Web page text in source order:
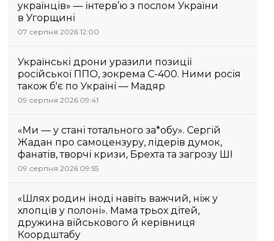
українців» — інтерв’ю з послом України
в Угорщині
07 серпня 2026 12:00
Українські дрони уразили позиції
російської ППО, зокрема С-400. Ними росія
також б'є по Україні — Мадяр
09 серпня 2026 09:41
«Ми — у стані тотального за*обу». Сергій
Жадан про самоцензуру, лідерів думок,
фанатів, творчі кризи, Брехта та загрозу ШІ
09 серпня 2026 09:55
«Шлях родин іноді навіть важчий, ніж у
хлопців у полоні». Мама трьох дітей,
дружина військового й керівниця
Коордштабу